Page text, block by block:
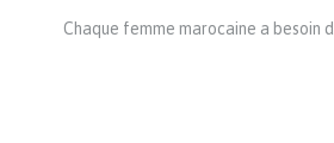
Chaque femme marocaine a besoin